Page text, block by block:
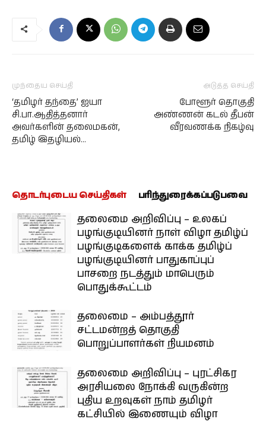
முந்தைய செய்தி
‘தமிழர் தந்தை’ ஐயா
சி.பா.ஆதித்தனார்
அவர்களின் தலைமகன்,
தமிழ் இதழியல்…
அடுத்த செய்தி
போளூர் தொகுதி
அண்ணன் கடல் தீபன்
வீரவணக்க நிகழ்வு
தொடர்புடைய செய்திகள் பரிந்துரைக்கப்படுபவை
தலைமை அறிவிப்பு – உலகப்
பழங்குடியினர் நாள் விழா தமிழ்ப்
பழங்குடிகளைக் காக்க தமிழ்ப்
பழங்குடியினர் பாதுகாப்புப்
பாசறை நடத்தும் மாபெரும்
பொதுக்கூட்டம்
தலைமை – அம்பத்தூர்
சட்டமன்றத் தொகுதி
பொறுப்பாளர்கள் நியமனம்
தலைமை அறிவிப்பு – புரட்சிகர
அரசியலை நோக்கி வருகின்ற
புதிய உறவுகள் நாம் தமிழர்
கட்சியில் இணையும் விழா